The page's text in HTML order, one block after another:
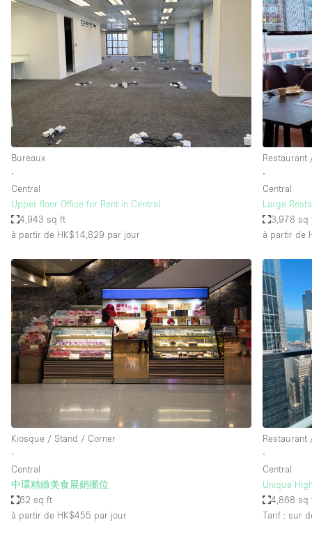
Bureaux
∙
Central
Upper floor Office for Rent in Central
4,943 sq ft
à partir de HK$14,829 par jour
Restaurant
∙
Central
Large
3,978 sq
à partir de
Kiosque / Stand / Corner
∙
Central
中環精緻美食展銷攤位
62 sq ft
à partir de HK$455 par jour
Restaurant
∙
Central
Unique
4,868 sq
Tarif : sur